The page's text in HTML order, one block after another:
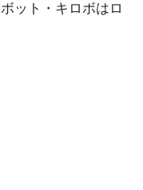
ット・キロボはロ